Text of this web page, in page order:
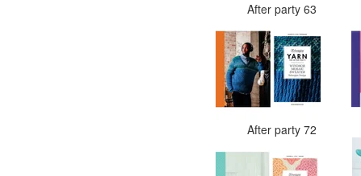
After party 63
After party 72